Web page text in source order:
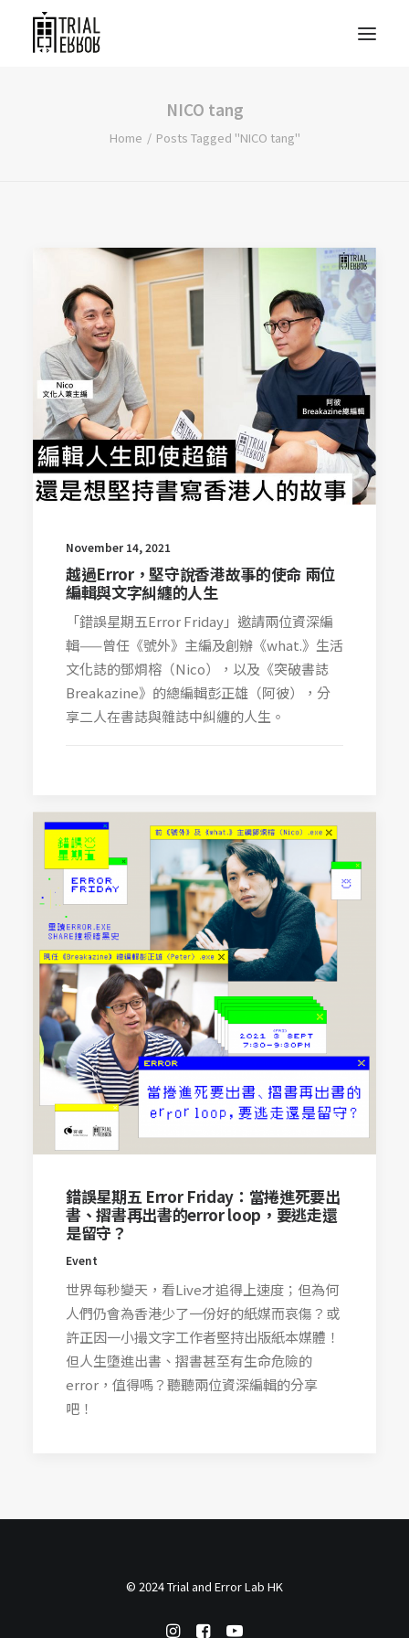
NICO tang
Home Posts Tagged "NICO tang"
November 14, 2021
越過Error，堅守說香港故事的使命 兩位
編輯與文字糾纏的人生
「錯誤星期五Error Friday」邀請兩位資深編
輯——曾任《號外》主編及創辦《what.》生活
文化誌的鄧烱榕（Nico），以及《突破書誌
Breakazine》的總編輯彭正雄（阿彼），分
享二人在書誌與雜誌中糾纏的人生。
錯誤星期五 Error Friday：當捲進死要出
書、摺書再出書的error loop，要逃走還
是留守？
Event
世界每秒變天，看Live才追得上速度；但為何
人們仍會為香港少了一份好的紙媒而哀傷？或
許正因一小撮文字工作者堅持出版紙本媒體！
但人生墮進出書、摺書甚至有生命危險的
error，值得嗎？聽聽兩位資深編輯的分享
吧！
© 2024 Trial and Error Lab HK